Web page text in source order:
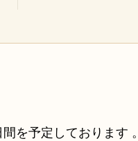
を予定しております 。